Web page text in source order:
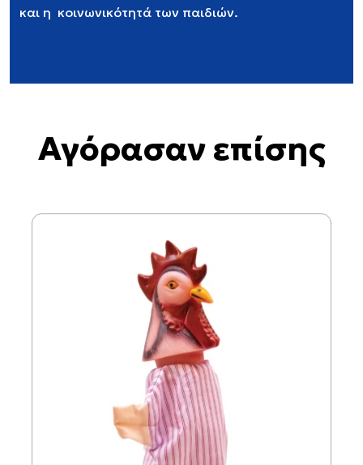
και η κοινωνικότητά των παιδιών.
Αγόρασαν επίσης